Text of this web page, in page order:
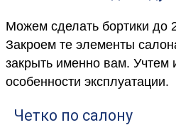
Можем сделать бортики до
Закроем те элементы
закрыть именно вам. Учтем
особенности эксплуатации.
Четко по салону